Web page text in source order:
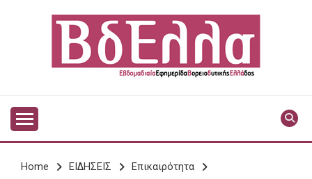
VDELLA
Home ΕΙΔΗΣΕΙΣ Επικαιρότητα